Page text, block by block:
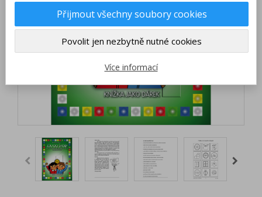
Přijmout všechny soubory cookies
Povolit jen nezbytně nutné cookies
Více informací